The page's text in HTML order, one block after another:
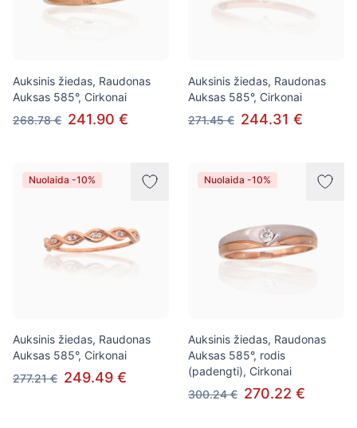
Auksinis žiedas, Raudonas
Auksas 585°, Cirkonai
268.78 € 241.90 €
Auksinis žiedas, Raudonas
Auksas 585°, Cirkonai
271.45 € 244.31 €
Nuolaida -10%
Auksinis žiedas, Raudonas
Auksas 585°, Cirkonai
277.21 € 249.49 €
Nuolaida -10%
Auksinis žiedas, Raudonas
Auksas 585°, rodis
(padengti), Cirkonai
300.24 € 270.22 €